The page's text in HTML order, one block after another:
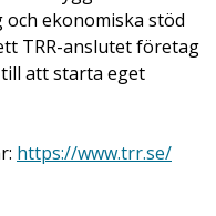
och ekonomiska stöd
TRR-anslutet företag
att starta eget
https://www.trr.se/